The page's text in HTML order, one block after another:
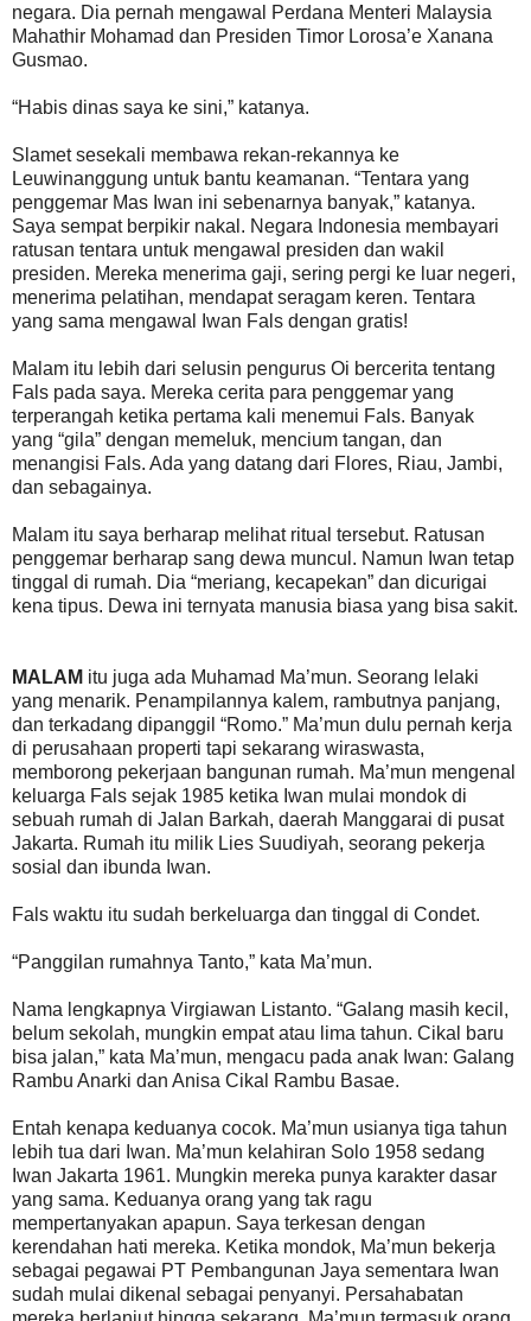
negara. Dia pernah mengawal Perdana Menteri Malaysia
Mahathir Mohamad dan Presiden Timor Lorosa’e Xanana
Gusmao.
“Habis dinas saya ke sini,” katanya.
Slamet sesekali membawa rekan-rekannya ke
Leuwinanggung untuk bantu keamanan. “Tentara yang
penggemar Mas Iwan ini sebenarnya banyak,” katanya.
Saya sempat berpikir nakal. Negara Indonesia membayari
ratusan tentara untuk mengawal presiden dan wakil
presiden. Mereka menerima gaji, sering pergi ke luar negeri,
menerima pelatihan, mendapat seragam keren. Tentara
yang sama mengawal Iwan Fals dengan gratis!
Malam itu lebih dari selusin pengurus Oi bercerita tentang
Fals pada saya. Mereka cerita para penggemar yang
terperangah ketika pertama kali menemui Fals. Banyak
yang “gila” dengan memeluk, mencium tangan, dan
menangisi Fals. Ada yang datang dari Flores, Riau, Jambi,
dan sebagainya.
Malam itu saya berharap melihat ritual tersebut. Ratusan
penggemar berharap sang dewa muncul. Namun Iwan tetap
tinggal di rumah. Dia “meriang, kecapekan” dan dicurigai
kena tipus. Dewa ini ternyata manusia biasa yang bisa sakit.
MALAM itu juga ada Muhamad Ma’mun. Seorang lelaki
yang menarik. Penampilannya kalem, rambutnya panjang,
dan terkadang dipanggil “Romo.” Ma’mun dulu pernah kerja
di perusahaan properti tapi sekarang wiraswasta,
memborong pekerjaan bangunan rumah. Ma’mun mengenal
keluarga Fals sejak 1985 ketika Iwan mulai mondok di
sebuah rumah di Jalan Barkah, daerah Manggarai di pusat
Jakarta. Rumah itu milik Lies Suudiyah, seorang pekerja
sosial dan ibunda Iwan.
Fals waktu itu sudah berkeluarga dan tinggal di Condet.
“Panggilan rumahnya Tanto,” kata Ma’mun.
Nama lengkapnya Virgiawan Listanto. “Galang masih kecil,
belum sekolah, mungkin empat atau lima tahun. Cikal baru
bisa jalan,” kata Ma’mun, mengacu pada anak Iwan: Galang
Rambu Anarki dan Anisa Cikal Rambu Basae.
Entah kenapa keduanya cocok. Ma’mun usianya tiga tahun
lebih tua dari Iwan. Ma’mun kelahiran Solo 1958 sedang
Iwan Jakarta 1961. Mungkin mereka punya karakter dasar
yang sama. Keduanya orang yang tak ragu
mempertanyakan apapun. Saya terkesan dengan
kerendahan hati mereka. Ketika mondok, Ma’mun bekerja
sebagai pegawai PT Pembangunan Jaya sementara Iwan
sudah mulai dikenal sebagai penyanyi. Persahabatan